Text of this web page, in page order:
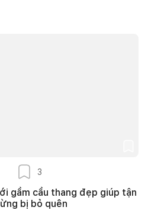
3
gầm cầu thang đẹp giúp tận
bị bỏ quên